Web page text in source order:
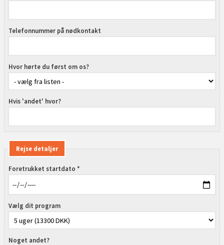
Telefonnummer på nødkontakt
Hvor hørte du først om os?
Hvis 'andet' hvor?
Rejse detaljer
Foretrukket startdato *
Vælg dit program
Noget andet?